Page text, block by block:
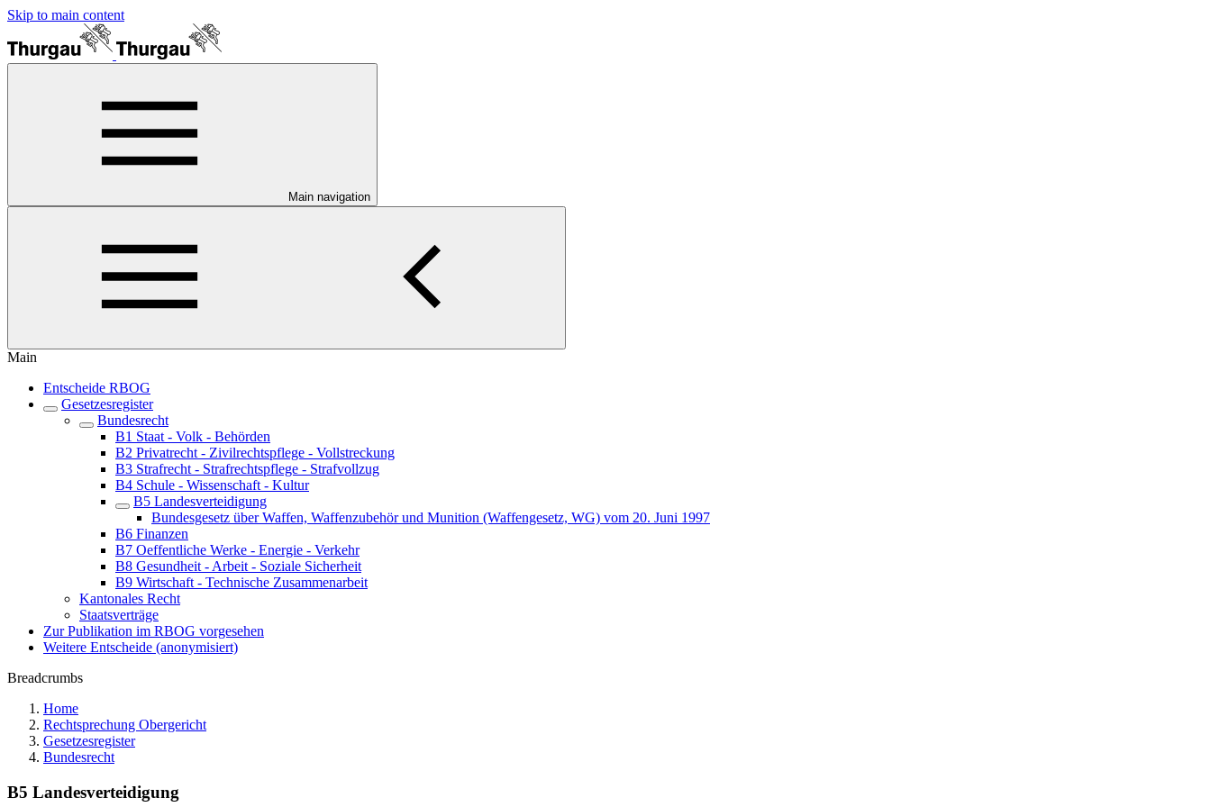
Skip to main content
Main navigation
Main
Entscheide RBOG
Gesetzesregister
Bundesrecht
B1 Staat - Volk - Behörden
B2 Privatrecht - Zivilrechtspflege - Vollstreckung
B3 Strafrecht - Strafrechtspflege - Strafvollzug
B4 Schule - Wissenschaft - Kultur
B5 Landesverteidigung
Bundesgesetz über Waffen, Waffenzubehör und Munition (Waffengesetz, WG) vom 20. Juni 1997
B6 Finanzen
B7 Oeffentliche Werke - Energie - Verkehr
B8 Gesundheit - Arbeit - Soziale Sicherheit
B9 Wirtschaft - Technische Zusammenarbeit
Kantonales Recht
Staatsverträge
Zur Publikation im RBOG vorgesehen
Weitere Entscheide (anonymisiert)
Breadcrumbs
Home
Rechtsprechung Obergericht
Gesetzesregister
Bundesrecht
B5 Landesverteidigung